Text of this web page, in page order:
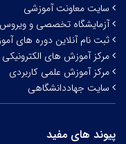
سایت معاونت آموزشی
آزمایشگاه تخصصی و
ثبت نام آنلاین دوره های
مرکز آموزش های الکترونیکی
مرکز آموزش علمی کاربردی
سایت جهاددانشگاهی
پیوند های مفید